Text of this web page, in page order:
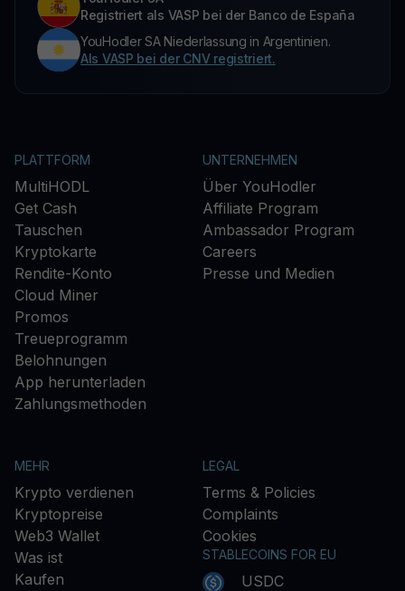
Registriert als VASP bei der Banco de España
YouHodler SA Niederlassung in Argentinien.
Als VASP bei der CNV registriert.
PLATTFORM
MultiHODL
Get Cash
Tauschen
Kryptokarte
Rendite-Konto
Cloud Miner
Promos
Treueprogramm
Belohnungen
App herunterladen
Zahlungsmethoden
UNTERNEHMEN
Über YouHodler
Affiliate Program
Ambassador Program
Careers
Presse und Medien
MEHR
Krypto verdienen
Kryptopreise
Web3 Wallet
Was ist
Kaufen
LEGAL
Terms & Policies
Complaints
Cookies
STABLECOINS FOR EU
USDC